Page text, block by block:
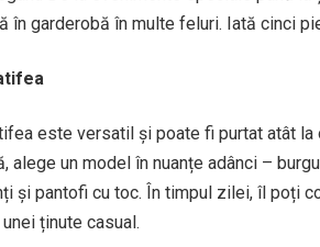
în garderobă în multe feluri. Iată cinci
este versatil și poate fi purtat atât
alege un model în nuanțe adânci –
și pantofi cu toc. În timpul zilei, îl poți
ținute casual.